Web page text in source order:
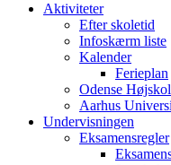
Aktiviteter
Efter skoletid
Infoskærm liste
Kalender
Ferieplan
Odense
Aarhus
Undervisningen
Eksamensregler